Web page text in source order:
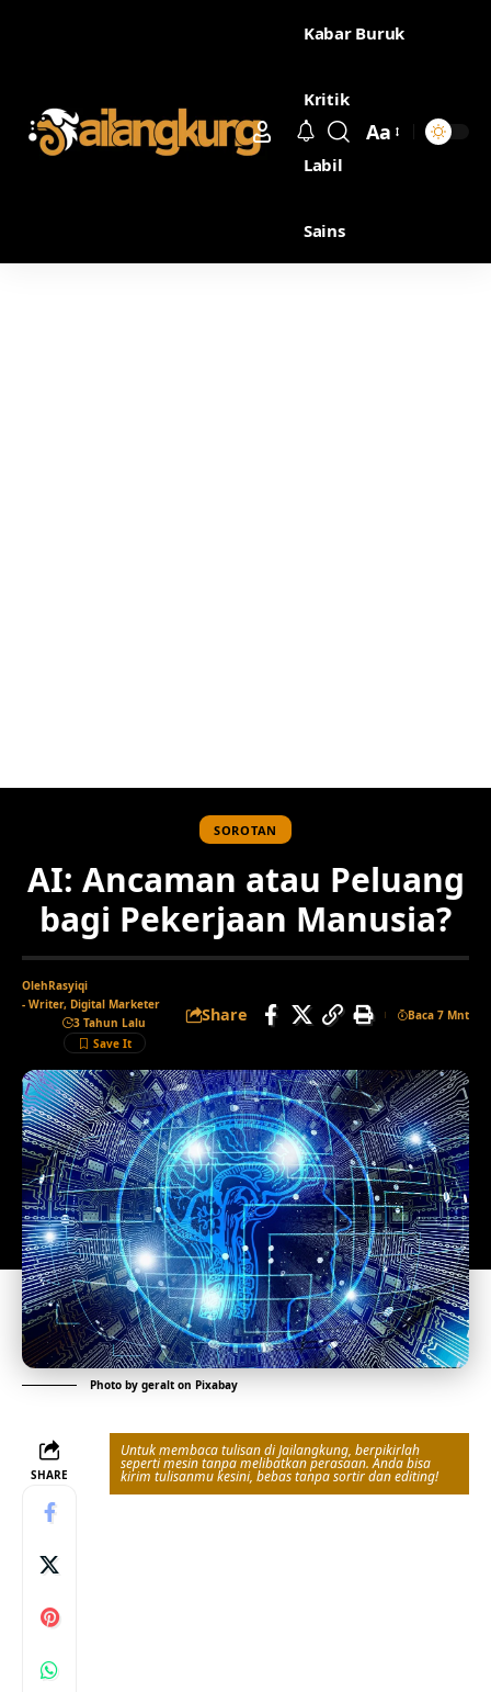
Kabar Buruk
Kritik
Labil
Sains
Aa
SOROTAN
AI: Ancaman atau Peluang
bagi Pekerjaan Manusia?
OlehRasyiqi
- Writer, Digital Marketer
3 Tahun Lalu
Share Baca 7 Mnt
Photo by geralt on Pixabay
SHARE
Untuk membaca tulisan di Jailangkung, berpikirlah
seperti mesin tanpa melibatkan perasaan. Anda bisa
kirim tulisanmu kesini, bebas tanpa sortir dan editing!